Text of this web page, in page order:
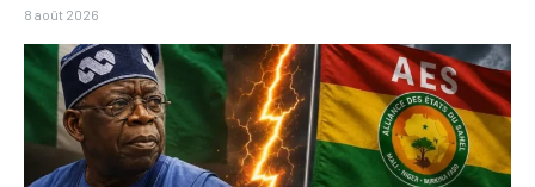
8 août 2026